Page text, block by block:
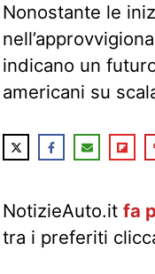
Nonostante le
indicano un
americani su
NotizieAuto.it fa
tra i preferiti